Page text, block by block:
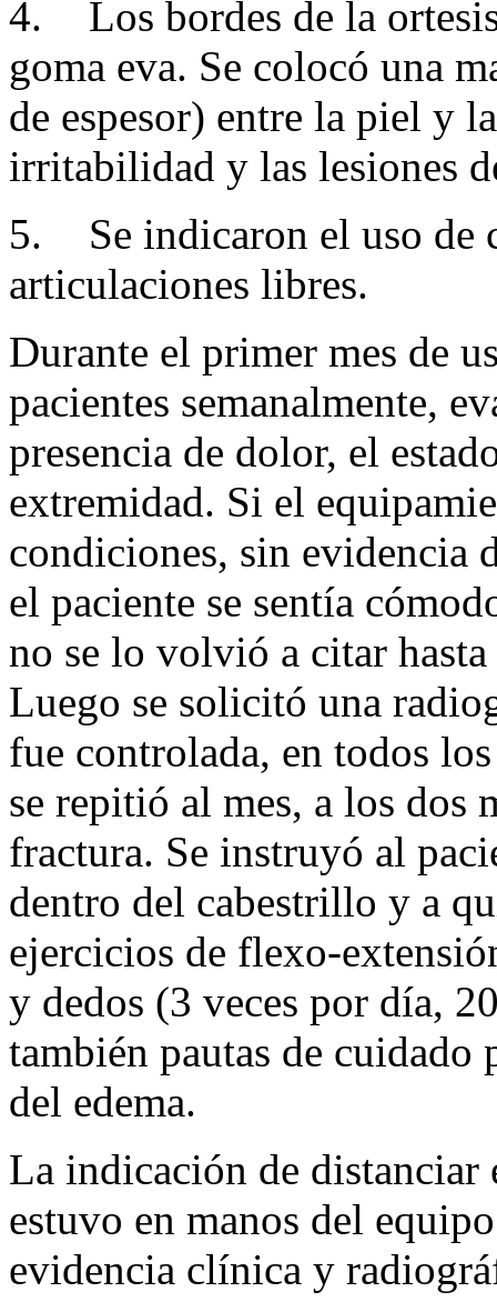
4.
Los bordes de la
goma eva. Se colocó una
de espesor) entre la piel y
irritabilidad y las lesiones
5.
Se indicaron el uso
articulaciones libres.
Durante el primer mes de
pacientes semanalmente,
presencia de dolor, el
extremidad. Si el
condiciones, sin evidencia
el paciente se sentía
no se lo volvió a citar
Luego se solicitó una
fue controlada, en todos
se repitió al mes, a los dos
fractura. Se instruyó al
dentro del cabestrillo y a
ejercicios de flexo-
y dedos (3 veces por día,
también pautas de
del edema.
La indicación de distanciar
estuvo en manos del
evidencia clínica y